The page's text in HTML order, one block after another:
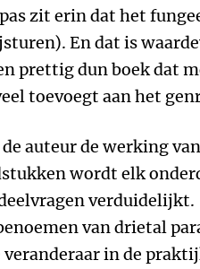
zit erin dat het
En dat is
prettig dun boek dat
toevoegt aan het
auteur de werking
wordt elk
verduidelijkt.
van drietal
in de